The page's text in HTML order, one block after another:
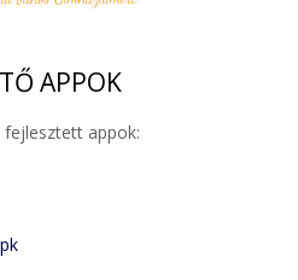
APPOK
appok: